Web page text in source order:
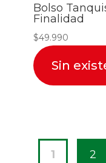
Bolso
Finalidad
$49.990
Sin
1 2